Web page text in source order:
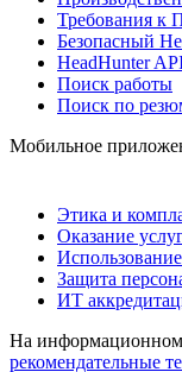
Требования к
Безопасный
HeadHunter
Поиск работы
Поиск по
Мобильное
Этика и
Оказание
Защита
ИТ
На информационном
рекомендательные